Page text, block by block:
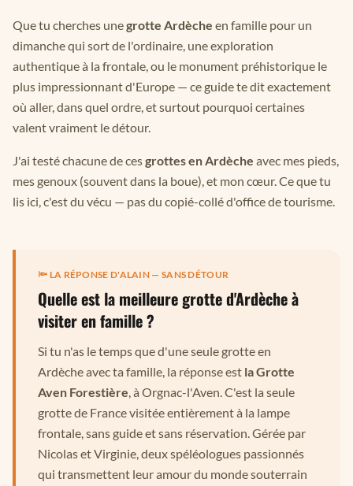
Que tu cherches unegrotte Ardèche en famille pour un
dimanche qui sort de l'ordinaire, une exploration
authentique à la frontale, ou le monument préhistorique le
plus impressionnant d'Europe — ce guide te dit exactement
où aller, dans quel ordre, et surtout pourquoi certaines
valent vraiment le détour.
J'ai testé chacune de cesgrottes en Ardèche avec mes pieds,
mes genoux (souvent dans la boue), et mon cœur. Ce que tu
lis ici, c'est du vécu — pas du copié-collé d'office de tourisme.
🔦 LA RÉPONSE D'ALAIN — SANS DÉTOUR
Quelle est la meilleure grotte d'Ardèche à
visiter en famille ?
Si tu n'as le temps que d'une seule grotte en
Ardèche avec ta famille, la réponse est la Grotte
Aven Forestière, à Orgnac-l'Aven. C'est la seule
grotte de France visitée entièrement à la lampe
frontale, sans guide et sans réservation. Gérée par
Nicolas et Virginie, deux spéléologues passionnés
qui transmettent leur amour du monde souterrain